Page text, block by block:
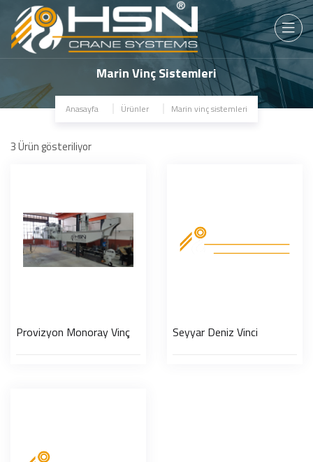
Marin Vinç Sistemleri
Anasayfa Ürünler Marin vinç sistemleri
3Ürün gösteriliyor
Provizyon Monoray Vinç Seyyar Deniz Vinci